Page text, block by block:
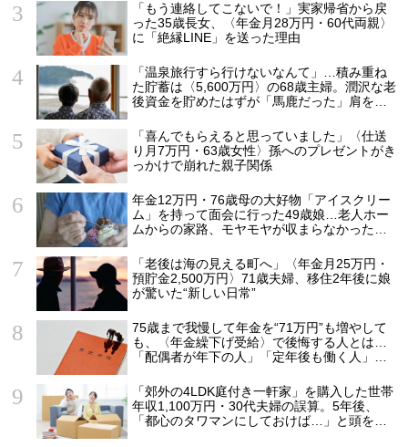
「もう連絡してこないで！」実家帰省から戻
った35歳長女、〈年金月28万円・60代両親〉
に「絶縁LINE」を送った理由
「温泉旅行すら行けないなんて」…積み重ね
た貯蓄は〈5,600万円〉の68歳主婦。潤沢な老
後資金を貯めたはずが「馬鹿だった」肩を落
「喜んでもらえると思っていました」〈仕送
り月7万円・63歳女性〉孫へのプレゼントがき
っかけで崩れた親子関係
年金12万円・76歳母の大好物「アイスクリー
ム」を持って面会に行った49歳娘…老人ホー
ムからの家路、モヤモヤが収まらなかったワ
「老後は海の見える町へ」〈年金月25万円・
預貯金2,500万円〉71歳夫婦、移住2年後に娘
が驚いた“新しい日常”
75歳まで我慢して年金を“71万円”も増やして
も、〈年金繰下げ受給〉で後悔する人とは…
「配偶者が年下の人」「定年後も働く人」
説】
「郊外の4LDK庭付き一軒家」を購入した世帯
年収1,100万円・30代夫婦の誤算。5年後、
「都心のタワマンにしておけば…」と頭を抱